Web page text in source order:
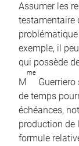
Assumer les
testamentaire
exemple, il
qui possède
M
me
de temps
échéances,
production de
formule